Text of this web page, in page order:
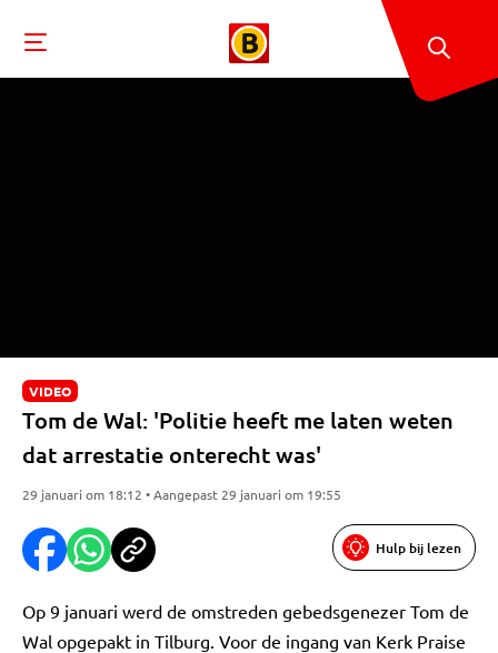
VIDEO
Tom de Wal: 'Politie heeft me laten weten
dat arrestatie onterecht was'
29 januari om 18:12 • Aangepast 29 januari om 19:55
Hulp bij lezen
Op 9 januari werd de omstreden gebedsgenezer Tom de
Wal opgepakt in Tilburg. Voor de ingang van Kerk Praise